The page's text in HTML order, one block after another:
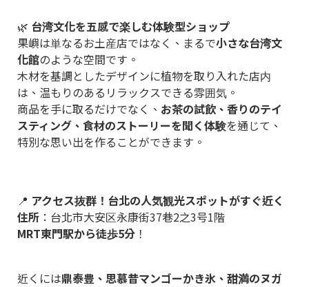
🌿 台湾文化を五感で楽しむ体験型ショップ
果嶼は単なるお土産店ではなく、まるで小さな台湾文
化館のような空間です。
木材を基調としたデザインに植物を取り入れた店内
は、温もりのあるリラックスできる雰囲気。
商品を手に取るだけでなく、 お茶の試飲、香りのテイ
スティング、食材のストーリーを聞く体験を通じて、
特別な思い出を作ることができます。
📍 アクセス抜群！台北の人気観光スポットがすぐ近く
住所 ：台北市大安区永康街37巷2之3号1階
MRT東門駅から徒歩5分 ！
近くには鼎泰豊、思慕昔マンゴーかき氷、甜満のヌガ